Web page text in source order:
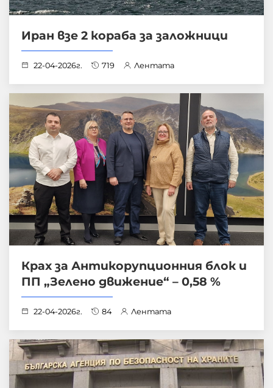
Иран взе 2 кораба за заложници
22-04-2026г. 719 Лентата
Крах за Антикорупционния блок и
ПП „Зелено движение“ – 0,58 %
22-04-2026г. 84 Лентата